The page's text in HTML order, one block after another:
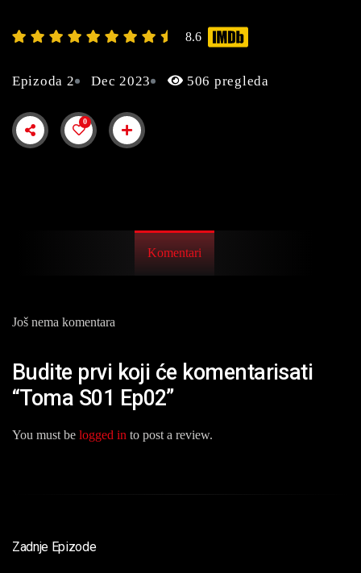
8.6
Epizoda 2 Dec 2023 506 pregleda
0
Komentari
Još nema komentara
Budite prvi koji će komentarisati
“Toma S01 Ep02”
You must be logged in to post a review.
Zadnje Epizode